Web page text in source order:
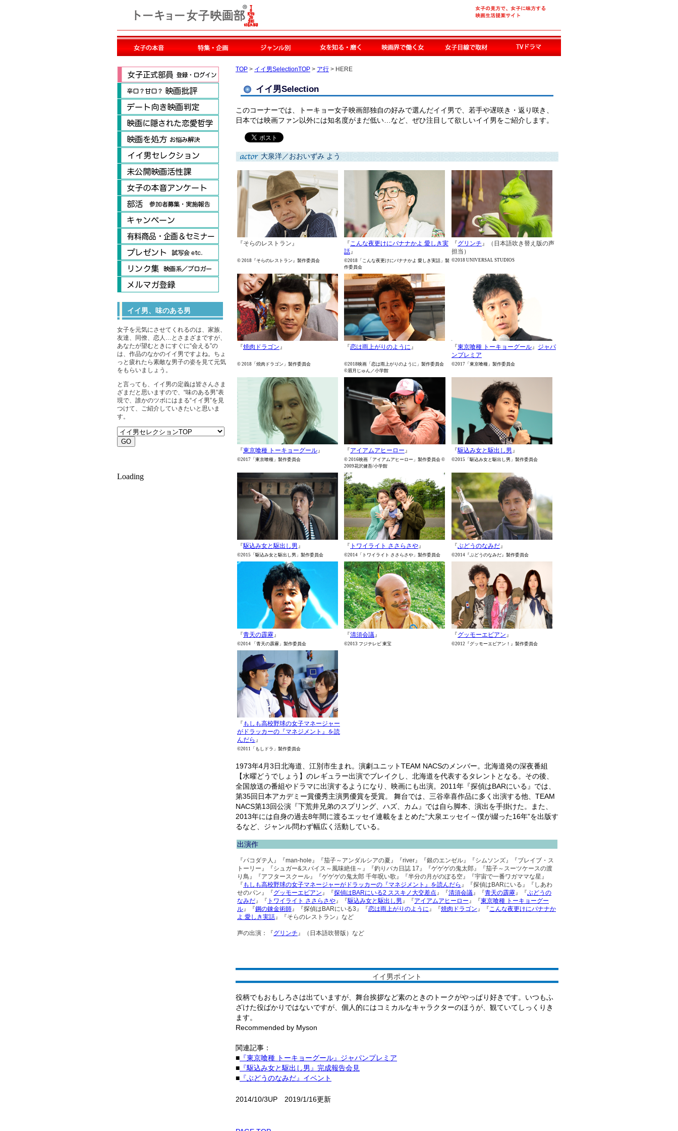
イイ男、味のある男
女子を元気にさせてくれるのは、家族、
友達、同僚、恋人…とさまざまですが、
あなたが望むときにすぐに“会える”の
は、作品のなかのイイ男ですよね。ちょ
っと疲れたら素敵な男子の姿を見て元気
をもらいましょう。
と言っても、イイ男の定義は皆さんさま
ざまだと思いますので、“味のある男”表
現で、誰かのツボにはまる“イイ男”を見
つけて、ご紹介していきたいと思いま
す。
Loading
TOP > イイ男SelectionTOP > ア行 > HERE
イイ男Selection
このコーナーでは、トーキョー女子映画部独自の好みで選んだイイ男で、若手や遅咲き・返り咲き、
日本では映画ファン以外には知名度がまだ低い…など、ぜひ注目して欲しいイイ男をご紹介します。
大泉洋／おおいずみ よう
『そらのレストラン』 『こんな夜更けにバナナかよ 愛しき実
話』
『グリンチ』（日本語吹き替え版の声
担当）
© 2018『そらのレストラン』製作委員会
©2018「こんな夜更けにバナナかよ 愛しき実話」製
作委員会
©2018 UNIVERSAL STUDIOS
『焼肉ドラゴン』 『恋は雨上がりのように』 『東京喰種 トーキョーグール』 ジャパ
ンプレミア
© 2018「焼肉ドラゴン」製作委員会
©2018映画「恋は雨上がりのように」製作委員会
©眉月じゅん／小学館
©2017「東京喰種」製作委員会
『東京喰種 トーキョーグール』 『アイアムアヒーロー』 『駆込み女と駆出し男』
©2017「東京喰種」製作委員会
© 2016映画「アイアムアヒーロー」製作委員会 ©
2009花沢健吾/小学館
©2015「駆込み女と駆出し男」製作委員会
『駆込み女と駆出し男』 『 トワイライト ささらさや』 『ぶどうのなみだ』
©2015「駆込み女と駆出し男」製作委員会 ©2014「トワイライト ささらさや」製作委員会 ©2014『ぶどうのなみだ』製作委員会
『青天の霹靂』 『清須会議』 『グッモーエビアン』
©2014 「青天の霹靂」製作委員会 ©2013 フジテレビ 東宝 ©2012『グッモーエビアン！』製作委員会
『 もしも高校野球の女子マネージャー
がドラッカーの『マネジメント』を読
んだら 』
©2011「もしドラ」製作委員会
1973年4月3日北海道、江別市生まれ。演劇ユニットTEAM NACSのメンバー。北海道発の深夜番組
【水曜どうでしょう】のレギュラー出演でブレイクし、北海道を代表するタレントとなる。その後、
全国放送の番組やドラマに出演するようになり、映画にも出演。2011年『探偵はBARにいる』では、
第35回日本アカデミー賞優秀主演男優賞を受賞。 舞台では、三谷幸喜作品に多く出演する他、TEAM
NACS第13回公演『下荒井兄弟のスプリング、ハズ、カム』では自ら脚本、演出を手掛けた。また、
2013年には自身の過去8年間に渡るエッセイ連載をまとめた“大泉エッセイ～僕が綴った16年”を出版す
るなど、ジャンル問わず幅広く活動している。
出演作
『パコダテ人』『man-hole』『茄子～アンダルシアの夏』『river』『銀のエンゼル』『シムソンズ』『ブレイブ・ス
トーリー』『シュガー&スパイス～風味絶佳～』『釣りバカ日誌 17』『ゲゲゲの鬼太郎』『茄子～スーツケースの渡
り鳥』『アフタースクール』『ゲゲゲの鬼太郎 千年呪い歌』『半分の月がのぼる空』『宇宙で一番ワガママな星』
『 もしも高校野球の女子マネージャーがドラッカーの『マネジメント』を読んだら 』『探偵はBARにいる』『しあわ
せのパン』『グッモーエビアン』『探偵はBARにいる2 ススキノ大交差点』『清須会議』『青天の霹靂』『ぶどうの
なみだ』『 トワイライト ささらさや』『駆込み女と駆出し男』『アイアムアヒーロー』『東京喰種 トーキョーグー
ル』『鋼の錬金術師』『探偵はBARにいる3』『恋は雨上がりのように』『焼肉ドラゴン』『こんな夜更けにバナナか
よ 愛しき実話』『そらのレストラン』など
声の出演：『グリンチ』（日本語吹替版）など
イイ男ポイント
役柄でもおもしろさは出ていますが、舞台挨拶など素のときのトークがやっぱり好きです。いつもふ
ざけた役ばかりではないですが、個人的にはコミカルなキャラクターのほうが、観ていてしっくりき
ます。
Recommended by Myson
関連記事：
■ 『東京喰種 トーキョーグール』ジャパンプレミア
■ 『駆込み女と駆出し男』完成報告会見
■ 『ぶどうのなみだ』イベント
2014/10/3UP 2019/1/16更新